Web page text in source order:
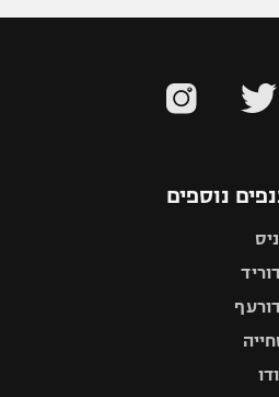
נוספים